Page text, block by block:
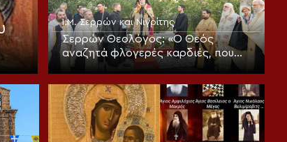
Ι.Μ. Σερρών και Νιγρίτης
Σερρών Θεολόγος: «Ο Θεός
αναζητά φλογερές καρδιές, που
πυρπολούνται, από πίστη και